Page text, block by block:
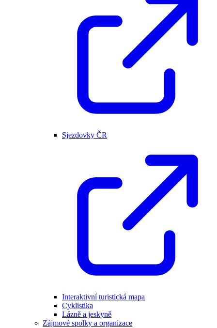
Sjezdovky ČR
Interaktivní turistická mapa
Cyklistika
Lázně a jeskyně
Zájmové spolky a organizace